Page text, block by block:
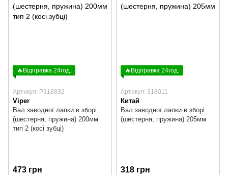
🔥Відправка 24год.
Артикул: P318832
Viper
Вал заводної лапки в зборі
(шестерня, пружина) 200мм
тип 2 (косі зубці)
473 грн
🔥Відправка 24год.
Артикул: 318011
Китай
Вал заводної лапки в зборі
(шестерня, пружина) 205мм
318 грн